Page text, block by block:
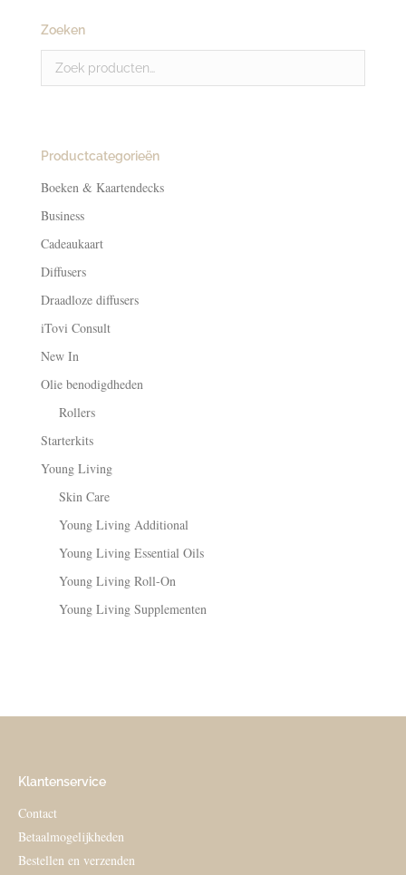
Zoeken
Productcategorieën
Boeken & Kaartendecks
Business
Cadeaukaart
Diffusers
Draadloze diffusers
iTovi Consult
New In
Olie benodigdheden
Rollers
Starterkits
Young Living
Skin Care
Young Living Additional
Young Living Essential Oils
Young Living Roll-On
Young Living Supplementen
Klantenservice
Contact
Betaalmogelijkheden
Bestellen en verzenden